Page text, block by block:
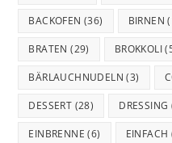
BACKOFEN (36) BIRNEN
BRATEN (29) BROKKOLI
BÄRLAUCHNUDELN (3)
DESSERT (28) DRESSING
EINBRENNE (6) EINFACH